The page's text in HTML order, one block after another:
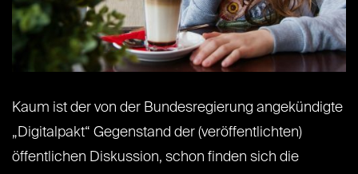
Kaum ist der von der Bundesregierung angekündigte
„Digitalpakt“ Gegenstand der (veröffentlichten)
öffentlichen Diskussion, schon finden sich die